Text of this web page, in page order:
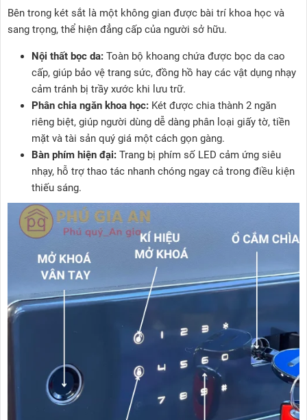
Bên trong két sắt là một không gian được bài trí khoa học và
sang trọng, thể hiện đẳng cấp của người sở hữu.
Nội thất bọc da: Toàn bộ khoang chứa được bọc da cao
cấp, giúp bảo vệ trang sức, đồng hồ hay các vật dụng nhạy
cảm tránh bị trầy xước khi lưu trữ.
Phân chia ngăn khoa học: Két được chia thành 2 ngăn
riêng biệt, giúp người dùng dễ dàng phân loại giấy tờ, tiền
mặt và tài sản quý giá một cách gọn gàng.
Bàn phím hiện đại: Trang bị phím số LED cảm ứng siêu
nhạy, hỗ trợ thao tác nhanh chóng ngay cả trong điều kiện
thiếu sáng.